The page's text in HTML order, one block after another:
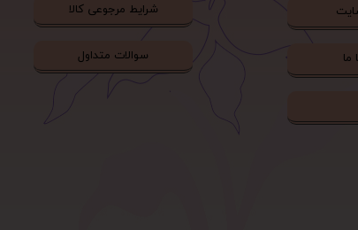
ما
شرایط مرجوعی کالا
سوالات متداول